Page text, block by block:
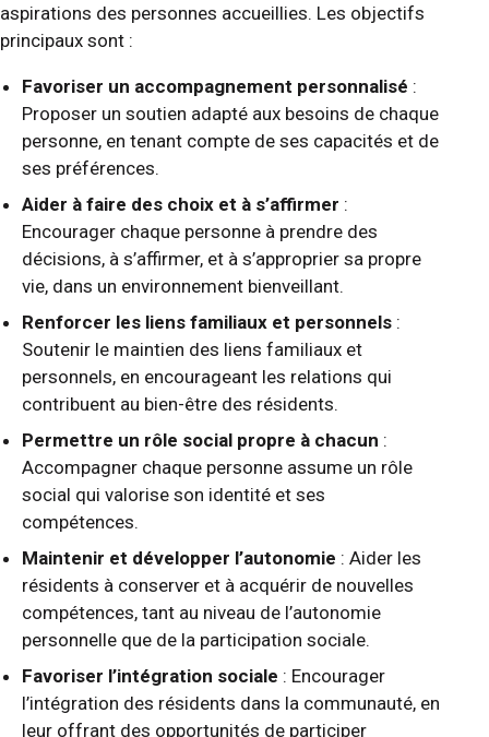
aspirations des personnes accueillies. Les objectifs
principaux sont :
Favoriser un accompagnement personnalisé :
Proposer un soutien adapté aux besoins de chaque
personne, en tenant compte de ses capacités et de
ses préférences.
Aider à faire des choix et à s’affirmer :
Encourager chaque personne à prendre des
décisions, à s’affirmer, et à s’approprier sa propre
vie, dans un environnement bienveillant.
Renforcer les liens familiaux et personnels :
Soutenir le maintien des liens familiaux et
personnels, en encourageant les relations qui
contribuent au bien-être des résidents.
Permettre un rôle social propre à chacun :
Accompagner chaque personne assume un rôle
social qui valorise son identité et ses
compétences.
Maintenir et développer l’autonomie : Aider les
résidents à conserver et à acquérir de nouvelles
compétences, tant au niveau de l’autonomie
personnelle que de la participation sociale.
Favoriser l’intégration sociale : Encourager
l’intégration des résidents dans la communauté, en
leur offrant des opportunités de participer